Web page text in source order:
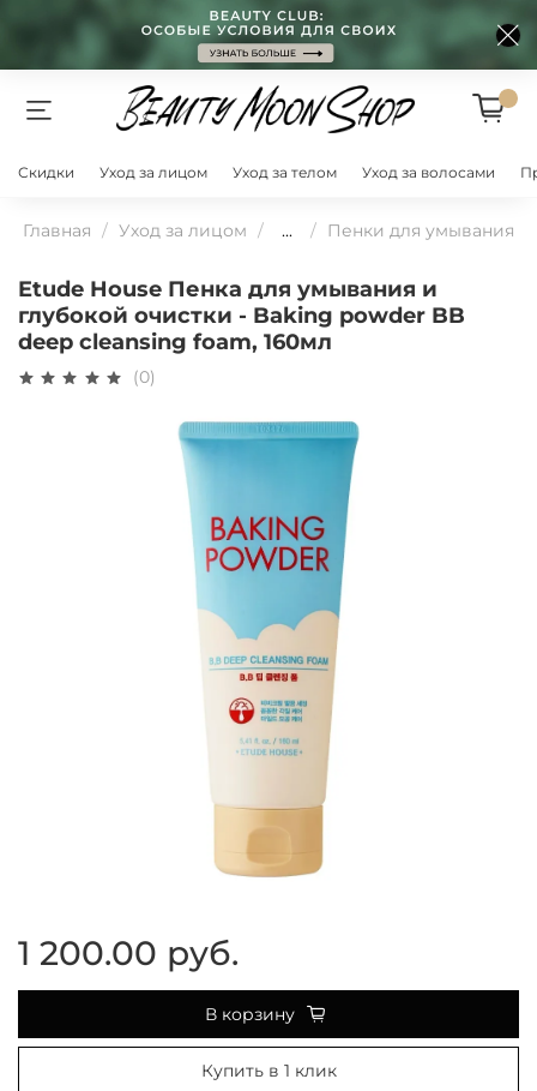
Скидки Уход за лицом Уход за телом Уход за волосами
Главная Уход за лицом ... Пенки для умывания
Etude House Пенка для умывания и
глубокой очистки - Baking powder BB
deep cleansing foam, 160мл
(0)
1 200.00 руб.
В корзину
Купить в 1 клик